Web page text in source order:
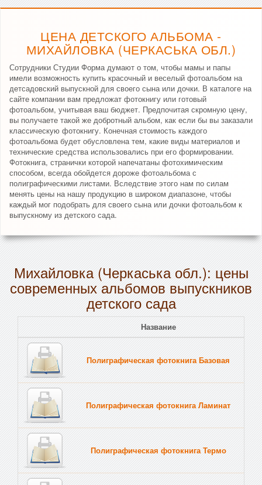
ЦЕНА ДЕТСКОГО АЛЬБОМА -
МИХАЙЛОВКА (ЧЕРКАСЬКА ОБЛ.)
Сотрудники Студии Форма думают о том, чтобы мамы и папы
имели возможность купить красочный и веселый фотоальбом на
детсадовский выпускной для своего сына или дочки. В каталоге на
сайте компании вам предложат фотокнигу или готовый
фотоальбом, учитывая ваш бюджет. Предпочитая скромную цену,
вы получаете такой же добротный альбом, как если бы вы заказали
классическую фотокнигу. Конечная стоимость каждого
фотоальбома будет обусловлена тем, какие виды материалов и
технические средства использовались при его формировании.
Фотокнига, странички которой напечатаны фотохимическим
способом, всегда обойдется дороже фотоальбома с
полиграфическими листами. Вследствие этого нам по силам
менять цены на нашу продукцию в широком диапазоне, чтобы
каждый мог подобрать для своего сына или дочки фотоальбом к
выпускному из детского сада.
Михайловка (Черкаська обл.): цены
современных альбомов выпускников
детского сада
Название
Полиграфическая фотокнига Базовая
Полиграфическая фотокнига Ламинат
Полиграфическая фотокнига Термо